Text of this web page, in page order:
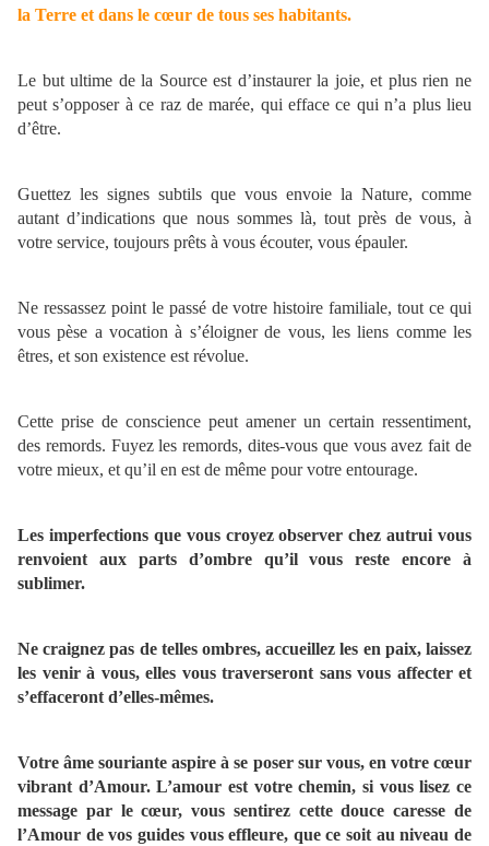
la Terre et dans le cœur de tous ses habitants.
Le but ultime de la Source est d’instaurer la joie, et plus rien ne
peut s’opposer à ce raz de marée, qui efface ce qui n’a plus lieu
d’être.
Guettez les signes subtils que vous envoie la Nature, comme
autant d’indications que nous sommes là, tout près de vous, à
votre service, toujours prêts à vous écouter, vous épauler.
Ne ressassez point le passé de votre histoire familiale, tout ce qui
vous pèse a vocation à s’éloigner de vous, les liens comme les
êtres, et son existence est révolue.
Cette prise de conscience peut amener un certain ressentiment,
des remords. Fuyez les remords, dites-vous que vous avez fait de
votre mieux, et qu’il en est de même pour votre entourage.
Les imperfections que vous croyez observer chez autrui vous
renvoient aux parts d’ombre qu’il vous reste encore à
sublimer.
Ne craignez pas de telles ombres, accueillez les en paix, laissez
les venir à vous, elles vous traverseront sans vous affecter et
s’effaceront d’elles-mêmes.
Votre âme souriante aspire à se poser sur vous, en votre cœur
vibrant d’Amour. L’amour est votre chemin, si vous lisez ce
message par le cœur, vous sentirez cette douce caresse de
l’Amour de vos guides vous effleure, que ce soit au niveau de